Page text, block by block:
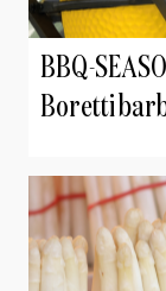
BBQ-
Boretti